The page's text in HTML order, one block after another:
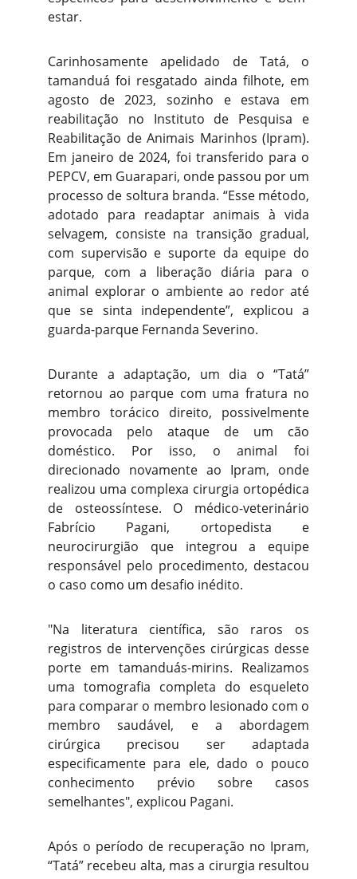
estar.
Carinhosamente apelidado de Tatá, o
tamanduá foi resgatado ainda filhote, em
agosto de 2023, sozinho e estava em
reabilitação no Instituto de Pesquisa e
Reabilitação de Animais Marinhos (Ipram).
Em janeiro de 2024, foi transferido para o
PEPCV, em Guarapari, onde passou por um
processo de soltura branda. “Esse método,
adotado para readaptar animais à vida
selvagem, consiste na transição gradual,
com supervisão e suporte da equipe do
parque, com a liberação diária para o
animal explorar o ambiente ao redor até
que se sinta independente”, explicou a
guarda-parque Fernanda Severino.
Durante a adaptação, um dia o “Tatá”
retornou ao parque com uma fratura no
membro torácico direito, possivelmente
provocada pelo ataque de um cão
doméstico. Por isso, o animal foi
direcionado novamente ao Ipram, onde
realizou uma complexa cirurgia ortopédica
de osteossíntese. O médico-veterinário
Fabrício Pagani, ortopedista e
neurocirurgião que integrou a equipe
responsável pelo procedimento, destacou
o caso como um desafio inédito.
"Na literatura científica, são raros os
registros de intervenções cirúrgicas desse
porte em tamanduás-mirins. Realizamos
uma tomografia completa do esqueleto
para comparar o membro lesionado com o
membro saudável, e a abordagem
cirúrgica precisou ser adaptada
especificamente para ele, dado o pouco
conhecimento prévio sobre casos
semelhantes", explicou Pagani.
Após o período de recuperação no Ipram,
“Tatá” recebeu alta, mas a cirurgia resultou